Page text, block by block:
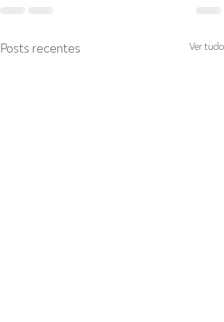
Posts recentes Ver tudo